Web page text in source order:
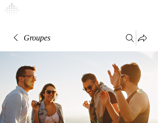
Groupes